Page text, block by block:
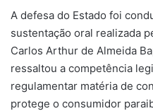
A defesa do Estado foi
sustentação oral realizada
Carlos Arthur de Almeida
ressaltou a competência
regulamentar matéria de
protege o consumidor